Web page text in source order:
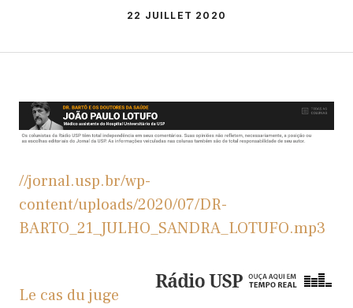
22 JUILLET 2020
//jornal.usp.br/wp-
content/uploads/2020/07/DR-
BARTO_21_JULHO_SANDRA_LOTUFO.mp3
Le cas du juge